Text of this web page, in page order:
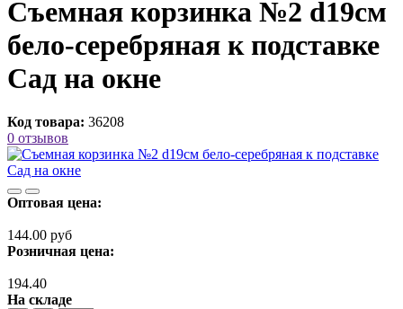
Съемная корзинка №2 d19см
бело-серебряная к подставке
Сад на окне
Код товара: 36208
0 отзывов
Оптовая цена:
144.00 руб
Розничная цена:
194.40
На складе